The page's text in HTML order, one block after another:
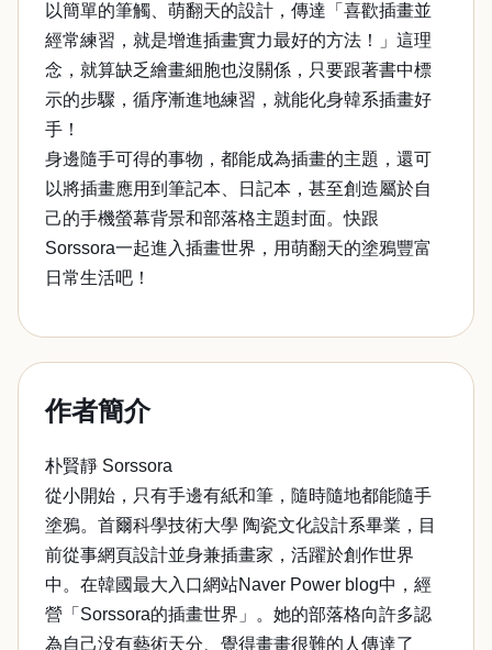
以簡單的筆觸、萌翻天的設計，傳達「喜歡插畫並
經常練習，就是增進插畫實力最好的方法！」這理
念，就算缺乏繪畫細胞也沒關係，只要跟著書中標
示的步驟，循序漸進地練習，就能化身韓系插畫好
手！
身邊隨手可得的事物，都能成為插畫的主題，還可
以將插畫應用到筆記本、日記本，甚至創造屬於自
己的手機螢幕背景和部落格主題封面。快跟
Sorssora一起進入插畫世界，用萌翻天的塗鴉豐富
日常生活吧！
作者簡介
朴賢靜 Sorssora
從小開始，只有手邊有紙和筆，隨時隨地都能隨手
塗鴉。首爾科學技術大學 陶瓷文化設計系畢業，目
前從事網頁設計並身兼插畫家，活躍於創作世界
中。在韓國最大入口網站Naver Power blog中，經
營「Sorssora的插畫世界」。她的部落格向許多認
為自己没有藝術天分、覺得畫畫很難的人傳達了